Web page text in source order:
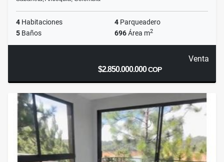
4 Habitaciones 4 Parqueadero
5 Baños 696Área m2
Venta
$2.850.000.000COP